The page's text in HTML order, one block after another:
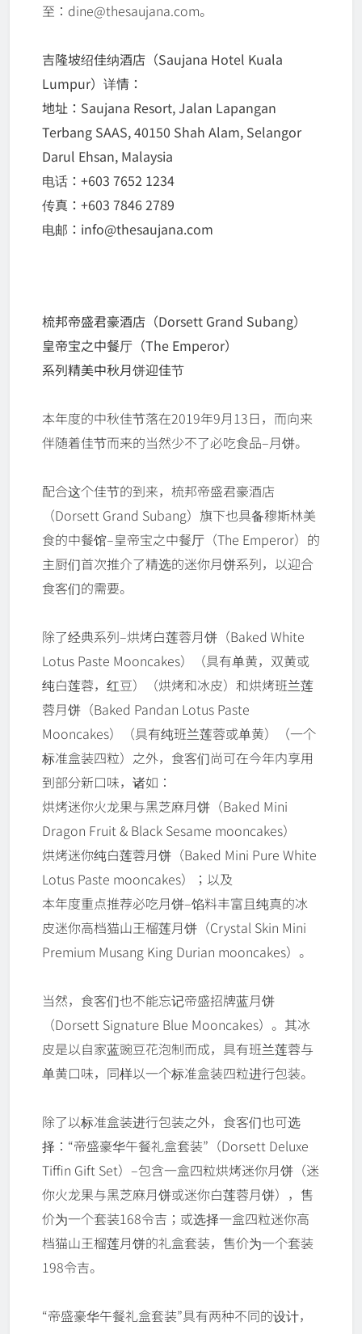
至：dine@thesaujana.com。
吉隆坡绍佳纳酒店（Saujana Hotel Kuala
Lumpur）详情：
地址：Saujana Resort, Jalan Lapangan
Terbang SAAS, 40150 Shah Alam, Selangor
Darul Ehsan, Malaysia
电话：+603 7652 1234
传真：+603 7846 2789
电邮：info@thesaujana.com
梳邦帝盛君豪酒店（Dorsett Grand Subang）
皇帝宝之中餐厅（The Emperor）
系列精美中秋月饼迎佳节
本年度的中秋佳节落在2019年9月13日，而向来
伴随着佳节而来的当然少不了必吃食品–月饼。
配合这个佳节的到来，梳邦帝盛君豪酒店
（Dorsett Grand Subang）旗下也具备穆斯林美
食的中餐馆–皇帝宝之中餐厅（The Emperor）的
主厨们首次推介了精选的迷你月饼系列，以迎合
食客们的需要。
除了经典系列–烘烤白莲蓉月饼（Baked White
Lotus Paste Mooncakes）（具有单黄，双黄或
纯白莲蓉，红豆）（烘烤和冰皮）和烘烤班兰莲
蓉月饼（Baked Pandan Lotus Paste
Mooncakes）（具有纯班兰莲蓉或单黄）（一个
标准盒装四粒）之外，食客们尚可在今年内享用
到部分新口味，诸如：
烘烤迷你火龙果与黑芝麻月饼（Baked Mini
Dragon Fruit & Black Sesame mooncakes）
烘烤迷你纯白莲蓉月饼（Baked Mini Pure White
Lotus Paste mooncakes）；以及
本年度重点推荐必吃月饼–馅料丰富且纯真的冰
皮迷你高档猫山王榴莲月饼（Crystal Skin Mini
Premium Musang King Durian mooncakes）。
当然，食客们也不能忘记帝盛招牌蓝月饼
（Dorsett Signature Blue Mooncakes）。其冰
皮是以自家蓝豌豆花泡制而成，具有班兰莲蓉与
单黄口味，同样以一个标准盒装四粒进行包装。
除了以标准盒装进行包装之外，食客们也可选
择：“帝盛豪华午餐礼盒套装”（Dorsett Deluxe
Tiffin Gift Set）–包含一盒四粒烘烤迷你月饼（迷
你火龙果与黑芝麻月饼或迷你白莲蓉月饼），售
价为一个套装168令吉；或选择一盒四粒迷你高
档猫山王榴莲月饼的礼盒套装，售价为一个套装
198令吉。
“帝盛豪华午餐礼盒套装”具有两种不同的设计，